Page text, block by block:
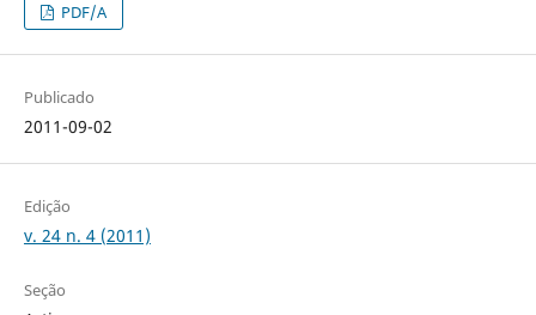
PDF/A
Publicado
2011-09-02
Edição
v. 24 n. 4 (2011)
Seção